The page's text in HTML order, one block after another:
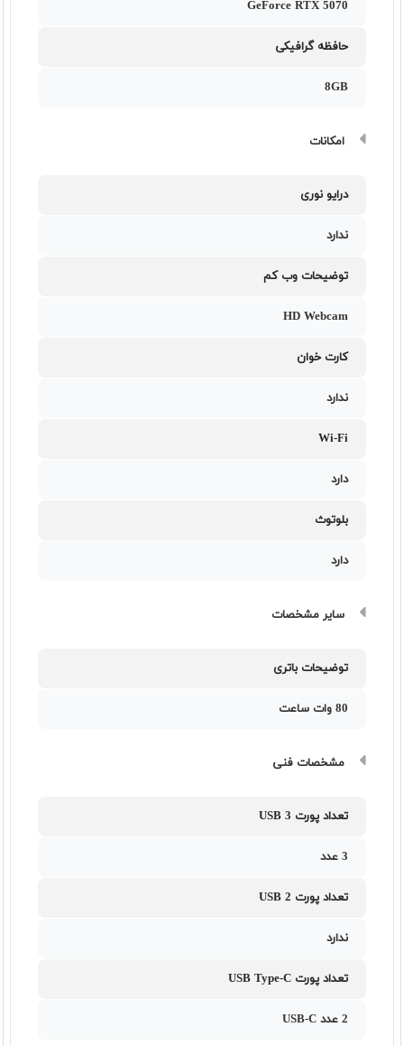
GeForce RTX 5070
حافظه گرافیکی
8GB
امکانات
درایو نوری
ندارد
توضیحات وب کم
HD Webcam
کارت خوان
ندارد
Wi-Fi
دارد
بلوتوث
دارد
سایر مشخصات
توضیحات باتری
80 وات ساعت
مشخصات فنی
تعداد پورت USB 3
3 عدد
تعداد پورت USB 2
ندارد
تعداد پورت USB Type-C
2 عدد USB-C